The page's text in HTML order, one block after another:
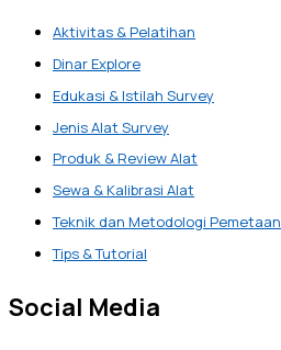
Aktivitas & Pelatihan
Dinar Explore
Edukasi & Istilah Survey
Jenis Alat Survey
Produk & Review Alat
Sewa & Kalibrasi Alat
Teknik dan Metodologi Pemetaan
Tips & Tutorial
Social Media